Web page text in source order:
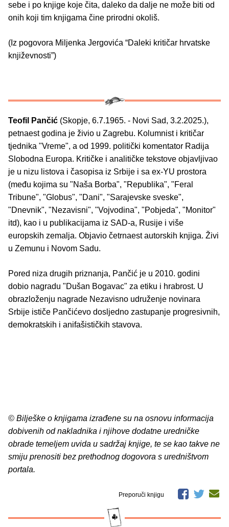
sebe i po knjige koje čita, daleko da dalje ne može biti od
onih koji tim knjigama čine prirodni okoliš.
(Iz pogovora Miljenka Jergovića “Daleki kritičar hrvatske
književnosti”)
Teofil Pančić (Skopje, 6.7.1965. - Novi Sad, 3.2.2025.),
petnaest godina je živio u Zagrebu. Kolumnist i kritičar
tjednika "Vreme", a od 1999. politički komentator Radija
Slobodna Europa. Kritičke i analitičke tekstove objavljivao
je u nizu listova i časopisa iz Srbije i sa ex-YU prostora
(među kojima su "Naša Borba", "Republika", "Feral
Tribune", "Globus", "Dani", "Sarajevske sveske",
"Dnevnik", "Nezavisni", "Vojvodina", "Pobjeda", "Monitor"
itd), kao i u publikacijama iz SAD-a, Rusije i više
europskih zemalja. Objavio četrnaest autorskih knjiga. Živi
u Zemunu i Novom Sadu.
Pored niza drugih priznanja, Pančić je u 2010. godini
dobio nagradu "Dušan Bogavac" za etiku i hrabrost. U
obrazloženju nagrade Nezavisno udruženje novinara
Srbije ističe Pančićevo dosljedno zastupanje progresivnih,
demokratskih i anifašističkih stavova.
© Bilješke o knjigama izrađene su na osnovu informacija
dobivenih od nakladnika i njihove dodatne uredničke
obrade temeljem uvida u sadržaj knjige, te se kao takve ne
smiju prenositi bez prethodnog dogovora s uredništvom
portala.
Preporuči knjigu